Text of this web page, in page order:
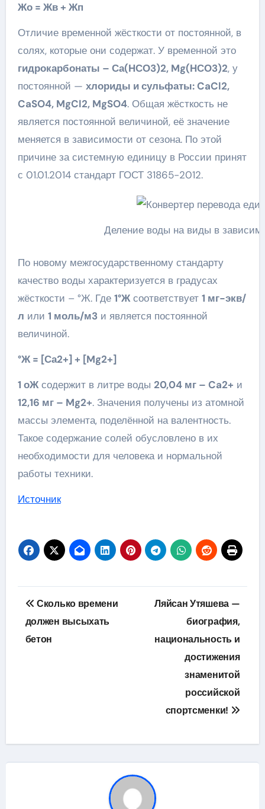
Жо = Жв + Жп
Отличие временной жёсткости от постоянной, в
солях, которые они содержат. У временной это
гидрокарбонаты – Са(НСО3)2, Mg(НСО3)2, у
постоянной — хлориды и сульфаты: CaCl2,
CaSO4, MgCl2, MgSO4. Общая жёсткость не
является постоянной величиной, её значение
меняется в зависимости от сезона. По этой
причине за системную единицу в России принят
с 01.01.2014 стандарт ГОСТ 31865-2012.
Деление воды на виды в
По новому межгосударственному стандарту
качество воды характеризуется в градусах
жёсткости – °Ж. Где 1°Жсоответствует 1 мг-экв/
л или 1 моль/м3и является постоянной
величиной.
°Ж = [Са2+] + [Mg2+]
1 оЖсодержит в литре воды 20,04 мг – Ca2+ и
12,16 мг – Mg2+. Значения получены из атомной
массы элемента, поделённой на валентность.
Такое содержание солей обусловлено в их
необходимости для человека и нормальной
работы техники.
Источник
Навигация
по
записям
Сколько времени
должен высыхать
бетон
Ляйсан Утяшева —
биография,
национальность и
достижения
знаменитой
российской
спортсменки!